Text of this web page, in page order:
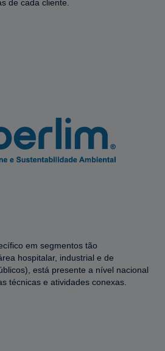
de cada cliente.
em segmentos tão
hospitalar, industrial e de
está presente a nível nacional
técnicas e atividades conexas.